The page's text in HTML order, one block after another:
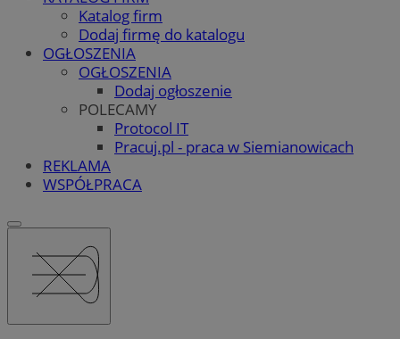
Katalog firm
Dodaj firmę do katalogu
OGŁOSZENIA
OGŁOSZENIA
Dodaj ogłoszenie
POLECAMY
Protocol IT
Pracuj.pl - praca w Siemianowicach
REKLAMA
WSPÓŁPRACA